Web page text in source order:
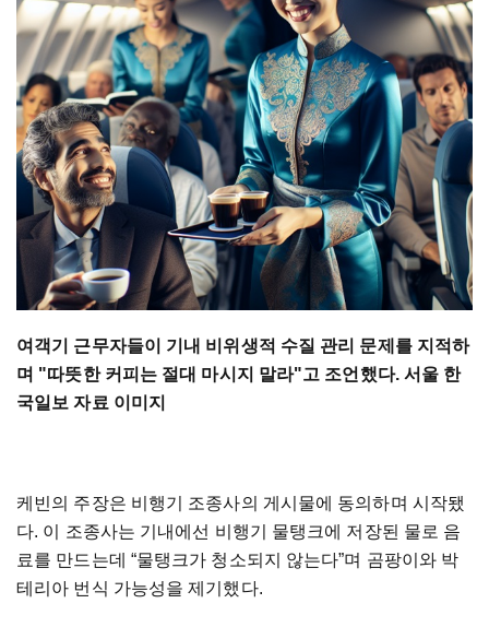
여객기 근무자들이 기내 비위생적 수질 관리 문제를 지적하
며 "따뜻한 커피는 절대 마시지 말라"고 조언했다. 서울 한
국일보 자료 이미지
케빈의 주장은 비행기 조종사의 게시물에 동의하며 시작됐
다. 이 조종사는 기내에선 비행기 물탱크에 저장된 물로 음
료를 만드는데 “물탱크가 청소되지 않는다”며 곰팡이와 박
테리아 번식 가능성을 제기했다.